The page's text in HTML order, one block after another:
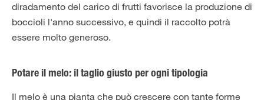
diradamento del carico di frutti favorisce la produzione di
boccioli l'anno successivo, e quindi il raccolto potrà
essere molto generoso.
Potare il melo: il taglio giusto per ogni tipologia
Il melo è una pianta che può crescere con tante forme